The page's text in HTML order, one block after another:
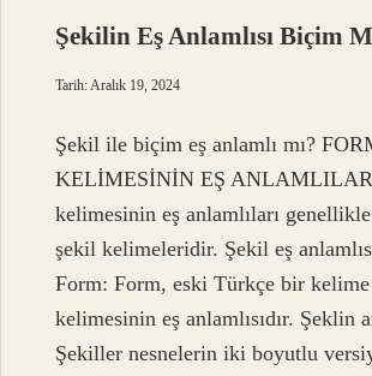
Şekilin Eş Anlamlısı Biçim
Tarih: Aralık 19, 2024
Şekil ile biçim eş anlamlı mı?
KELİMESİNİN EŞ
kelimesinin eş anlamlıları
şekil kelimeleridir. Şekil eş
Form: Form, eski Türkçe bir
kelimesinin eş anlamlısıdır. Şeklin
Şekiller nesnelerin iki boyutlu